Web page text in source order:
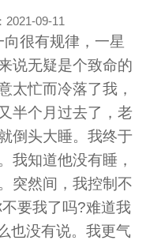
2021-09-11
很有规律，一星
说无疑是个致命的
太忙而冷落了我，
半个月过去了，老
倒头大睡。我终于
我知道他没有睡，
突然间，我控制不
要我了吗?难道我
也没有说。我更气